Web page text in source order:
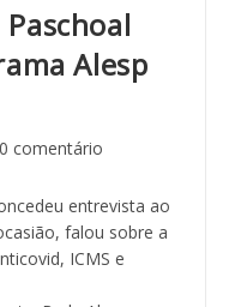
Alesp
0 comentário
entrevista ao
falou sobre a
ICMS e